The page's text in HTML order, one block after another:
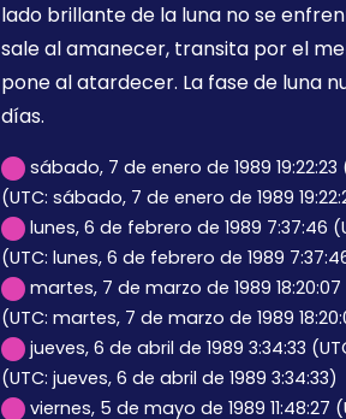
lado brillante de la luna no se
sale al amanecer, transita por el
pone al atardecer. La fase de luna
días.
sábado, 7 de enero de 1989 19:22:23
(UTC: sábado, 7 de enero de 1989
lunes, 6 de febrero de 1989 7:37:46
(UTC: lunes, 6 de febrero de 1989
martes, 7 de marzo de 1989 18:20:07
(UTC: martes, 7 de marzo de 1989
jueves, 6 de abril de 1989 3:34:33
(UTC: jueves, 6 de abril de 1989 3:34:33)
viernes, 5 de mayo de 1989 11:48:27